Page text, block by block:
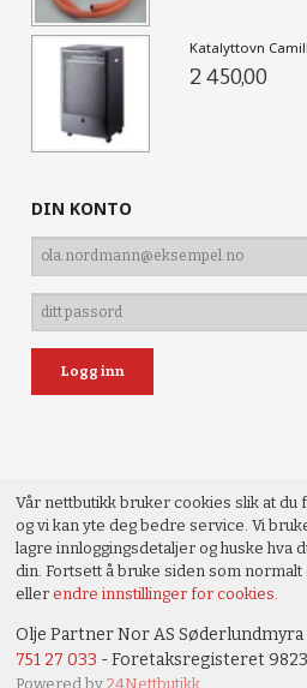
Katalyttovn
2 450,00
DIN KONTO
Vår nettbutikk bruker cookies slik at
og vi kan yte deg bedre service. Vi
lagre innloggingsdetaljer og huske hva
din. Fortsett å bruke siden som
ellerendre innstillinger for cookies.
Olje Partner Nor AS Søderlundmyra
751 27 033 - Foretaksregisteret
Powered by24Nettbutikk